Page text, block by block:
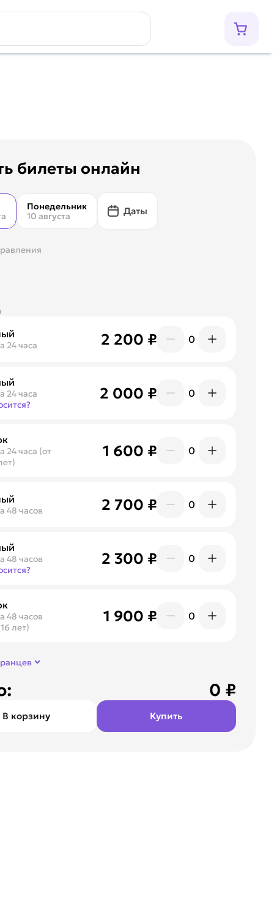
билеты онлайн
Даты
Понедельник
10 августа
24 часа 2 200 ₽ 0
24 часа
2 000 ₽ 0
24 часа (от
1 600 ₽ 0
48 часов 2 700 ₽ 0
48 часов
2 300 ₽ 0
48 часов
лет)
1 900 ₽ 0
0 ₽
В корзину Купить